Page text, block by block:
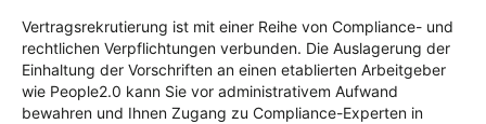
Vertragsrekrutierung ist mit einer Reihe von Compliance- und
rechtlichen Verpflichtungen verbunden. Die Auslagerung der
Einhaltung der Vorschriften an einen etablierten Arbeitgeber
wie People2.0 kann Sie vor administrativem Aufwand
bewahren und Ihnen Zugang zu Compliance-Experten in